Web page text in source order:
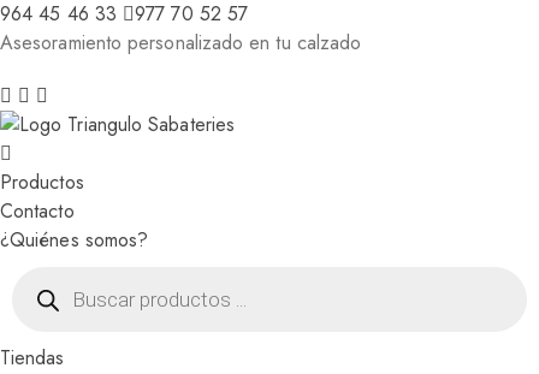
964 45 46 33
977 70 52 57
Asesoramiento personalizado en tu calzado
Productos
Contacto
¿Quiénes somos?
productos
Tiendas